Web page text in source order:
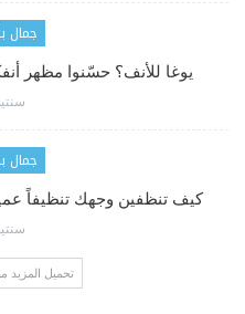
جمال
يوغا للأنف؟ حسّنوا مظهر
جمال
كيف تنظفين وجهك تنظيفاً
تحميل المزيد